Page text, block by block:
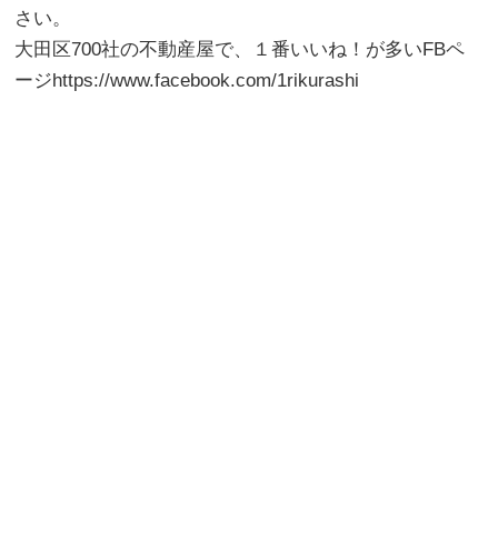
さい。
大田区700社の不動産屋で、１番いいね！が多いFBペ
ージhttps://www.facebook.com/1rikurashi